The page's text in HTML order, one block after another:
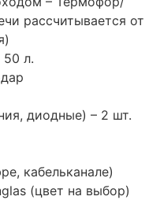
рассчитывается от
л.
диодные) – 2 шт.
кабельканале)
(цвет на выбор)